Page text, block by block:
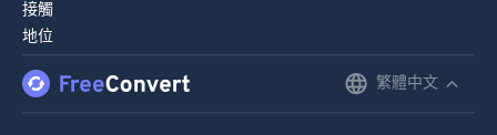
接觸
地位
繁體中文